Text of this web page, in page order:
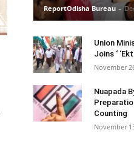
ReportOdisha Bureau -
Union
Joins ‘
November
Nuapada
Counting
November